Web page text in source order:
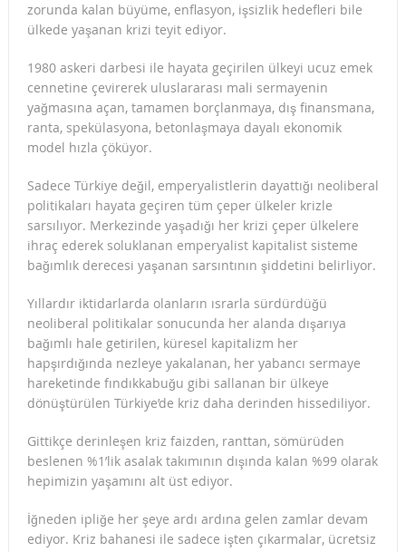
zorunda kalan büyüme, enflasyon, işsizlik hedefleri bile
ülkede yaşanan krizi teyit ediyor.
1980 askeri darbesi ile hayata geçirilen ülkeyi ucuz emek
cennetine çevirerek uluslararası mali sermayenin
yağmasına açan, tamamen borçlanmaya, dış finansmana,
ranta, spekülasyona, betonlaşmaya dayalı ekonomik
model hızla çöküyor.
Sadece Türkiye değil, emperyalistlerin dayattığı neoliberal
politikaları hayata geçiren tüm çeper ülkeler krizle
sarsılıyor. Merkezinde yaşadığı her krizi çeper ülkelere
ihraç ederek soluklanan emperyalist kapitalist sisteme
bağımlık derecesi yaşanan sarsıntının şiddetini belirliyor.
Yıllardır iktidarlarda olanların ısrarla sürdürdüğü
neoliberal politikalar sonucunda her alanda dışarıya
bağımlı hale getirilen, küresel kapitalizm her
hapşırdığında nezleye yakalanan, her yabancı sermaye
hareketinde fındıkkabuğu gibi sallanan bir ülkeye
dönüştürülen Türkiye’de kriz daha derinden hissediliyor.
Gittikçe derinleşen kriz faizden, ranttan, sömürüden
beslenen %1’lik asalak takımının dışında kalan %99 olarak
hepimizin yaşamını alt üst ediyor.
İğneden ipliğe her şeye ardı ardına gelen zamlar devam
ediyor. Kriz bahanesi ile sadece işten çıkarmalar, ücretsiz